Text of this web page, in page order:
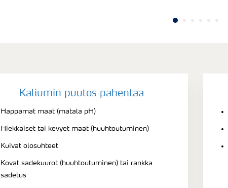
Kaliumin puutos pahentaa
Happamat maat (matala pH)
Hiekkaiset tai kevyet maat (huuhtoutuminen)
Kuivat olosuhteet
Kovat sadekuurot (huuhtoutuminen) tai rankka
sadetus